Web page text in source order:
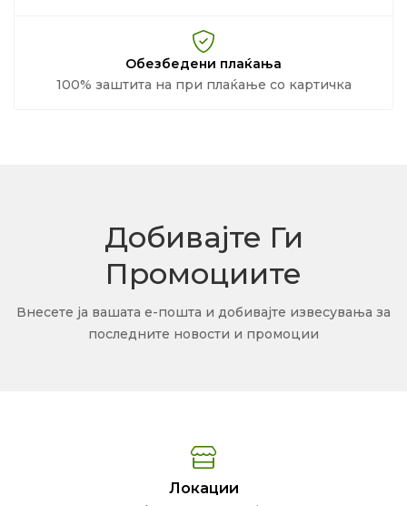
Обезбедени плаќања
100% заштита на при плаќање со картичка
Добивајте Ги
Промоциите
Внесете ја вашата е-пошта и добивајте извесувања за
последните новости и промоции
Локации